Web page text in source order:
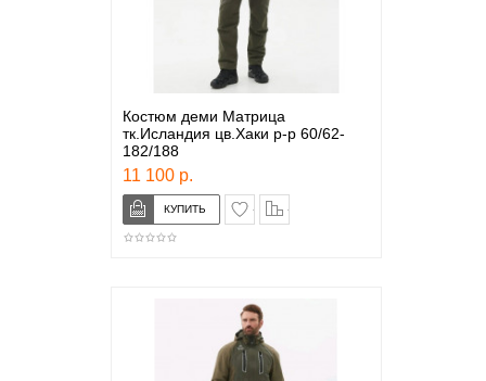
Костюм деми Матрица
тк.Исландия цв.Хаки р-р 60/62-
182/188
11 100 р.
в закладки